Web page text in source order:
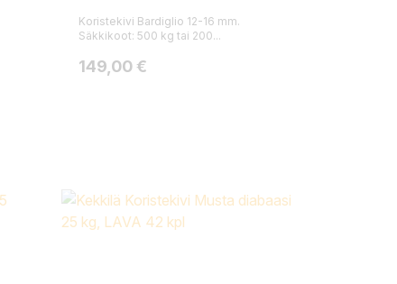
Koristekivi Bardiglio 12-16 mm.
Säkkikoot: 500 kg tai 200...
Hinta
149,00 €